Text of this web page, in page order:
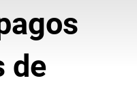
de